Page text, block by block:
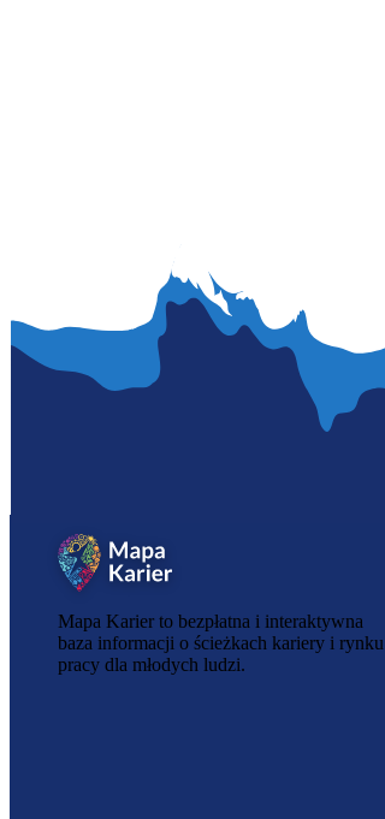
Mapa Karier to bezpłatna i interaktywna
baza informacji o ścieżkach kariery i rynku
pracy dla młodych ludzi.